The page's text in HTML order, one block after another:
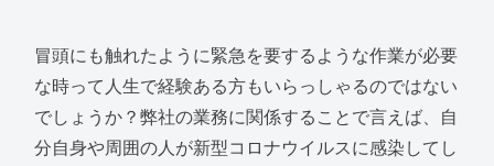
冒頭にも触れたように緊急を要するような作業が必要
な時って人生で経験ある方もいらっしゃるのではない
でしょうか？弊社の業務に関係することで言えば、自
分自身や周囲の人が新型コロナウイルスに感染してし